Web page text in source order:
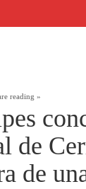
reading »
de
de